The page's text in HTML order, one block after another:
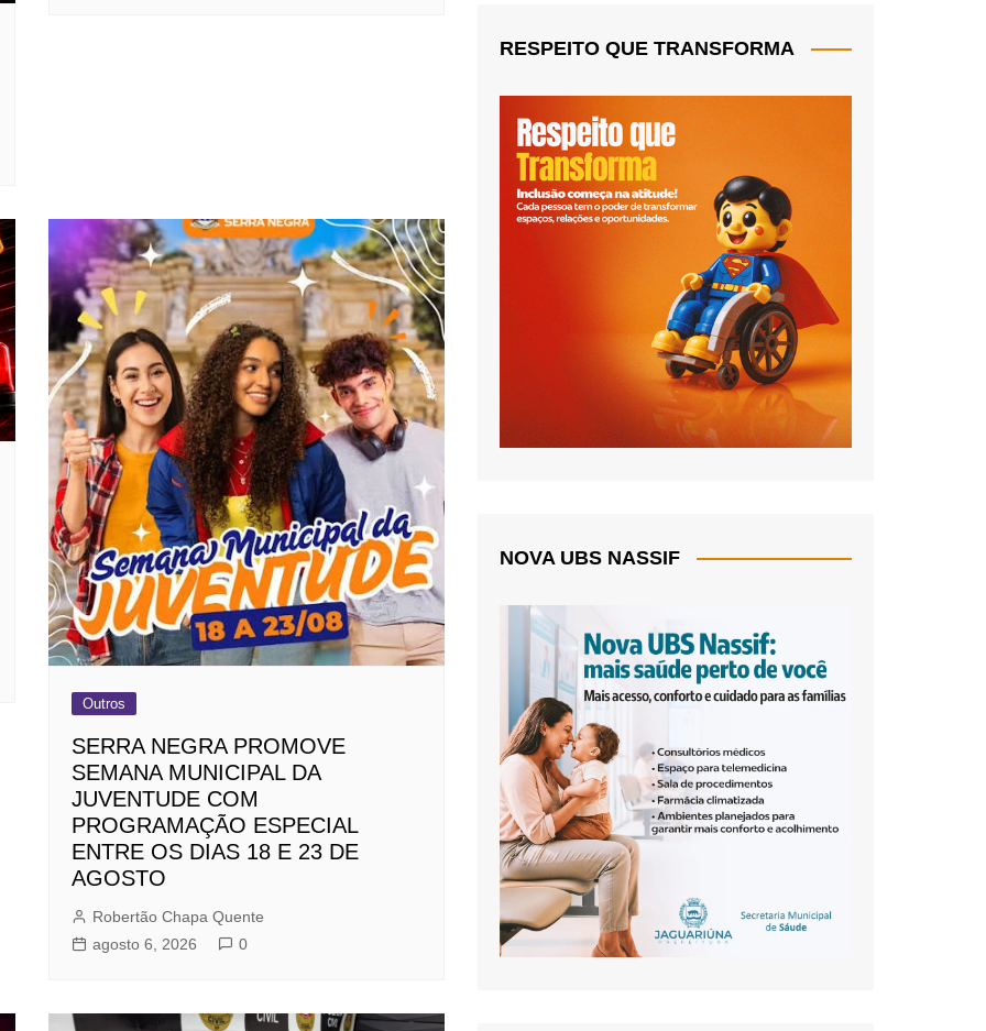
Outros
SERRA NEGRA PROMOVE
SEMANA MUNICIPAL DA
JUVENTUDE COM
PROGRAMAÇÃO ESPECIAL
ENTRE OS DIAS 18 E 23 DE
AGOSTO
Robertão Chapa Quente
agosto 6, 2026
0
RESPEITO QUE TRANSFORMA
NOVA UBS NASSIF